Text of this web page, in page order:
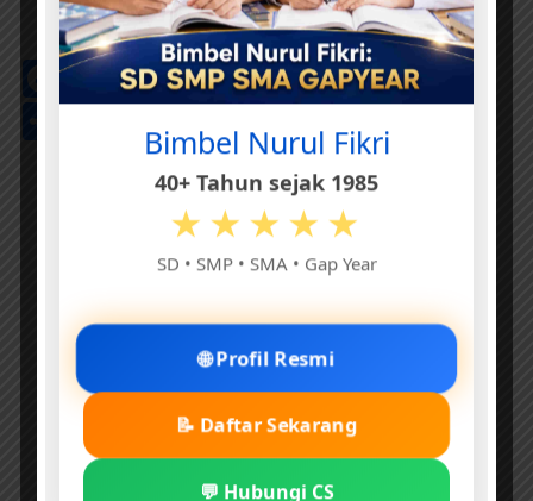
Facebook
Threads
Pinterest
X Telegram
WhatsApp
LinkedIn
EmailPrint
ShareBimbel Nurul Fikri
40+ Tahun sejak 1985
★★★★★
SD • SMP • SMA • Gap Year
🌐 Profil Resmi
📝 Daftar Sekarang
💬 Hubungi CS